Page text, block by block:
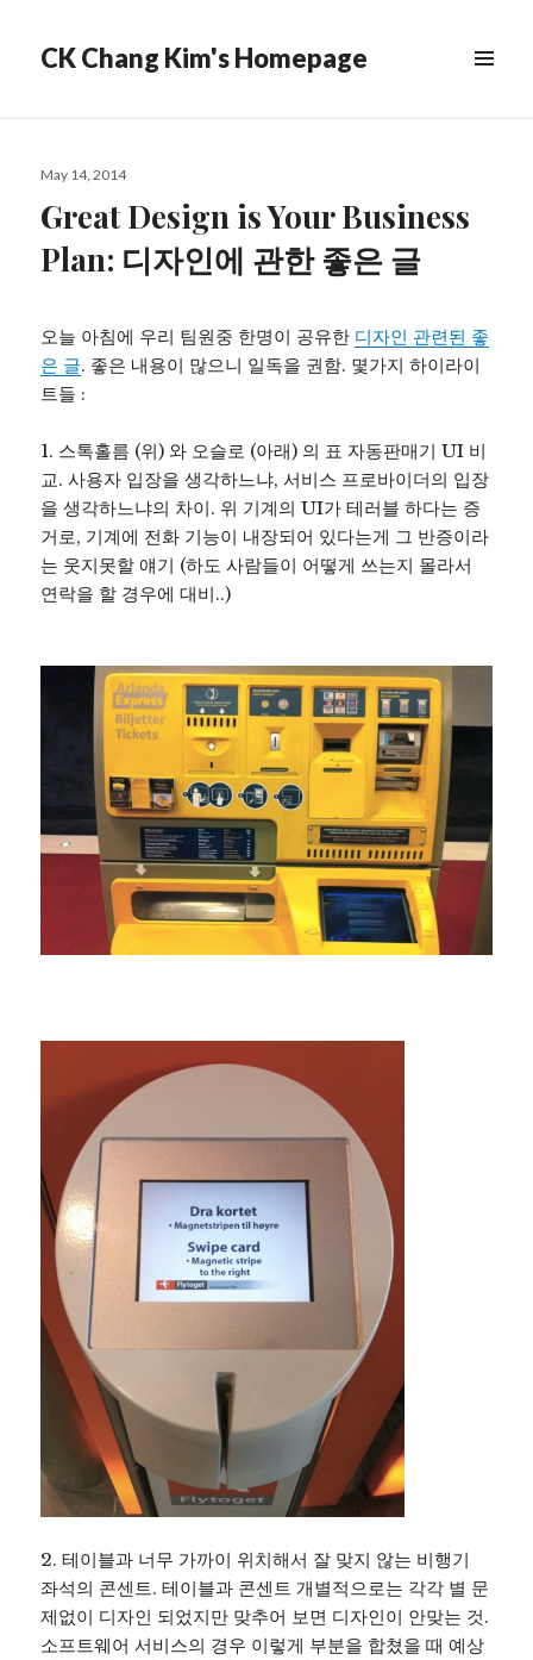
CK Chang Kim's Homepage
Posted
May 14, 2014
Great Design is Your Business
Plan: 디자인에 관한 좋은 글
오늘 아침에 우리 팀원중 한명이 공유한 디자인 관련된 좋
은 글. 좋은 내용이 많으니 일독을 권함. 몇가지 하이라이
트들 :
1. 스톡홀름 (위) 와 오슬로 (아래) 의 표 자동판매기 UI 비
교. 사용자 입장을 생각하느냐, 서비스 프로바이더의 입장
을 생각하느냐의 차이. 위 기계의 UI가 테러블 하다는 증
거로, 기계에 전화 기능이 내장되어 있다는게 그 반증이라
는 웃지못할 얘기 (하도 사람들이 어떻게 쓰는지 몰라서
연락을 할 경우에 대비..)
2. 테이블과 너무 가까이 위치해서 잘 맞지 않는 비행기
좌석의 콘센트. 테이블과 콘센트 개별적으로는 각각 별 문
제없이 디자인 되었지만 맞추어 보면 디자인이 안맞는 것.
소프트웨어 서비스의 경우 이렇게 부분을 합쳤을 때 예상